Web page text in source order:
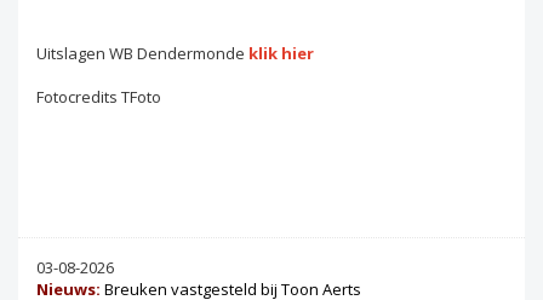
Uitslagen WB Dendermonde klik hier
Fotocredits TFoto
03-08-2026
Nieuws: Breuken vastgesteld bij Toon Aerts